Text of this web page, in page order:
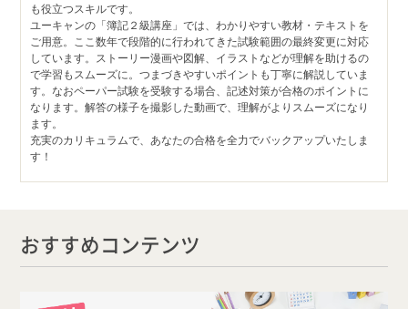
も役立つスキルです。
ユーキャンの「簿記２級講座」では、わかりやすい教材・テキストを
ご用意。ここ数年で段階的に行われてきた試験範囲の最終変更に対応
しています。ストーリー漫画や図解、イラストなどが理解を助けるの
で学習もスムーズに。つまづきやすいポイントも丁寧に解説していま
す。なおペーパー試験を受験する場合、記述対策が合格のポイントに
なります。解答の様子を撮影した動画で、理解がよりスムーズになり
ます。
充実のカリキュラムで、あなたの合格を全力でバックアップいたしま
す！
おすすめコンテンツ